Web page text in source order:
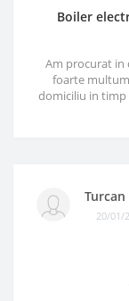
Boiler
Am procurat in
foarte
domiciliu in timp
Turcan
20/01/